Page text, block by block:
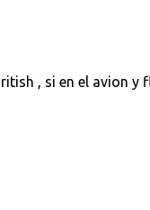
, si en el avion y